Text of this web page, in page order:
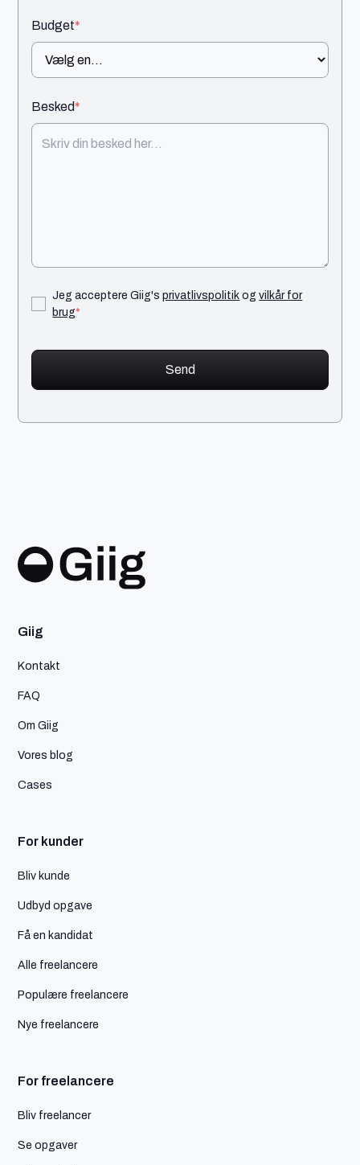
Budget*
Besked*
Jeg acceptere Giig'sprivatlivspolitikogvilkår for
brug*
Giig
Kontakt
FAQ
Om Giig
Vores blog
Cases
For kunder
Bliv kunde
Udbyd opgave
Få en kandidat
Alle freelancere
Populære freelancere
Nye freelancere
For freelancere
Bliv freelancer
Se opgaver